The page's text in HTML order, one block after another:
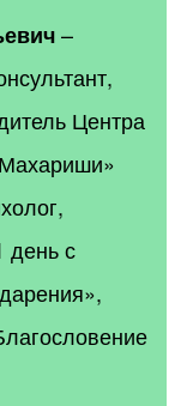
–
Центра
день с